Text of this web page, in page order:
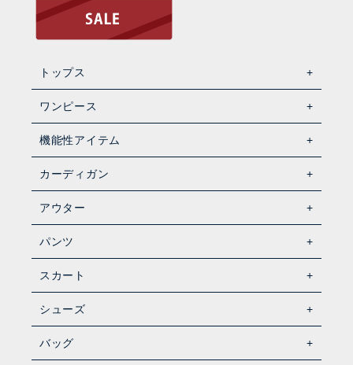
トップス
ワンピース
機能性アイテム
カーディガン
アウター
パンツ
スカート
シューズ
バッグ